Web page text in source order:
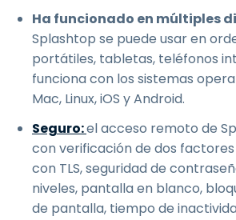
Ha funcionado en múltiples
Splashtop se puede usar en
portátiles, tabletas, teléfonos
funciona con los sistemas
Mac, Linux, iOS y Android.
Seguro:el acceso remoto de
con verificación de dos
con TLS, seguridad de
niveles, pantalla en blanco,
de pantalla, tiempo de